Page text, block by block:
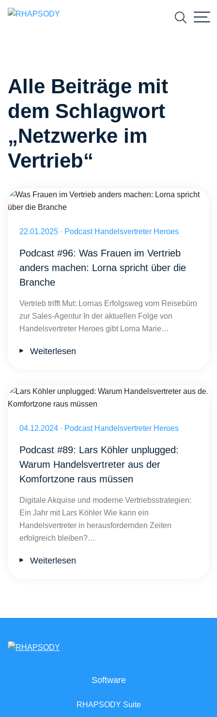
Suchen
Alle Beiträge mit
dem Schlagwort
„Netzwerke im
Vertrieb“
Veröffentlicht am 22.01.2025
22.01.2025 · Podcast Handelsvertreter Heroes
Podcast #96: Was Frauen im Vertrieb
anders machen: Lorna spricht über die
Branche
Vertrieb trifft Mut: Lornas Erfolgsweg vom Reisebüro
zur Sales-Agentur In der aktuellen Folge von
Handelsvertreter Heroes gibt Lorna Marie…
Weiterlesen
Veröffentlicht am 04.12.2024
04.12.2024 · Podcast Handelsvertreter Heroes
Podcast #89: Lars Köhler unplugged:
Warum Handelsvertreter aus der
Komfortzone raus müssen
Digitale Akquise und moderne Vertriebsstrategien:
Ein Jahr mit Lars Köhler Wie kann ein
Handelsvertreter in herausfordernden Zeiten
erfolgreich bleiben?…
Weiterlesen
Software
RHAPSODY Suite